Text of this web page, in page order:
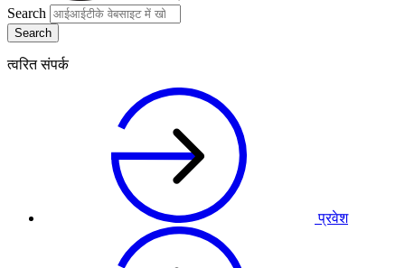
Search
त्वरित संपर्क
प्रवेश